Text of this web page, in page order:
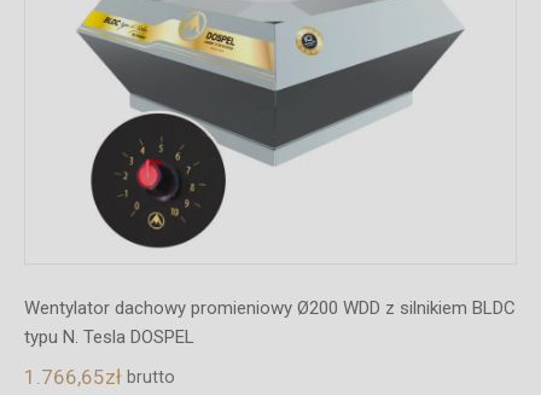
Wentylator dachowy promieniowy Ø200 WDD z silnikiem BLDC
typu N. Tesla DOSPEL
1.766,65zł brutto